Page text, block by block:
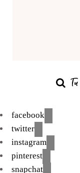
facebook
twitter
instagram
pinterest
snapchat